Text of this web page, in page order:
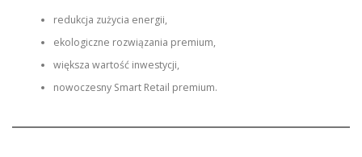
redukcja zużycia energii,
ekologiczne rozwiązania premium,
większa wartość inwestycji,
nowoczesny Smart Retail premium.